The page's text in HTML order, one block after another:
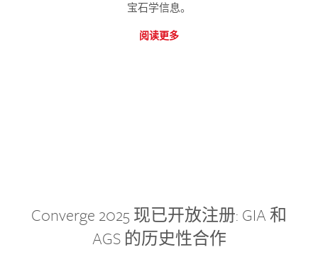
宝石学信息。
阅读更多
Converge 2025 现已开放注册: GIA 和
AGS 的历史性合作